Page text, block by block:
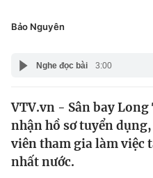
Tin tức
Thế giới đó đây
Câu chuyện quốc tế
Kinh tế
Tài chính
Dữ liệu và đời sống
Giáo dục
Bảo Nguyên
Nghe đọc bài 3:00
VTV.vn - Sân bay
nhận hồ sơ tuyển
viên tham gia làm việc
nhất nước.